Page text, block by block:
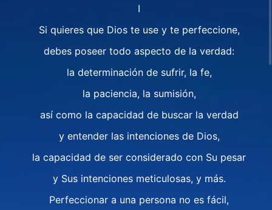
I
Si quieres que Dios te use y te perfeccione,
debes poseer todo aspecto de la verdad:
la determinación de sufrir, la fe,
la paciencia, la sumisión,
así como la capacidad de buscar la verdad
y entender las intenciones de Dios,
la capacidad de ser considerado con Su pesar
y Sus intenciones meticulosas, y más.
Perfeccionar a una persona no es fácil,